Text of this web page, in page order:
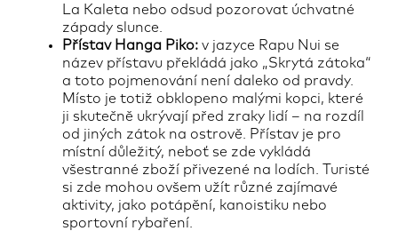
La Kaleta nebo odsud pozorovat úchvatné
západy slunce.
Přístav Hanga Piko: v jazyce Rapu Nui se
název přístavu překládá jako „Skrytá zátoka“
a toto pojmenování není daleko od pravdy.
Místo je totiž obklopeno malými kopci, které
ji skutečně ukrývají před zraky lidí – na rozdíl
od jiných zátok na ostrově. Přístav je pro
místní důležitý, neboť se zde vykládá
všestranné zboží přivezené na lodích. Turisté
si zde mohou ovšem užít různé zajímavé
aktivity, jako potápění, kanoistiku nebo
sportovní rybaření.